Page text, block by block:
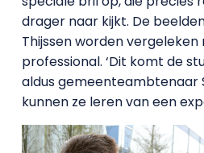
drager naar kijkt. De
Thijssen worden
professional. ‘Dit komt de
aldus gemeenteambtenaar
kunnen ze leren van een